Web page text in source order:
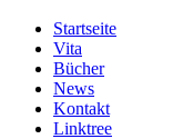
Startseite
Vita
Bücher
News
Kontakt
Linktree